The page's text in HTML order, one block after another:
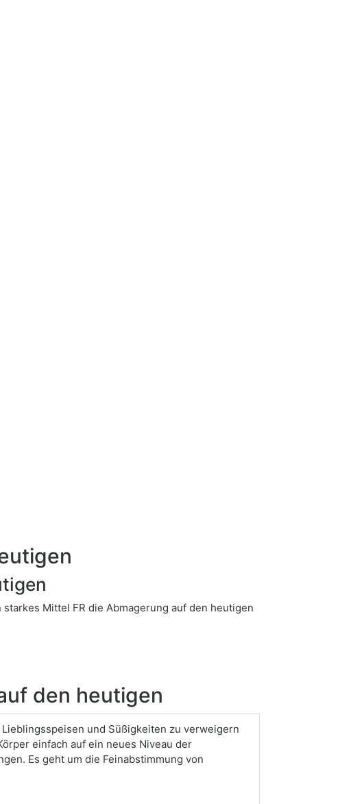
Mittel FR die Abmagerung auf den heutigen
den heutigen
und Süßigkeiten zu verweigern
einfach auf ein neues Niveau der
Es geht um die Feinabstimmung von